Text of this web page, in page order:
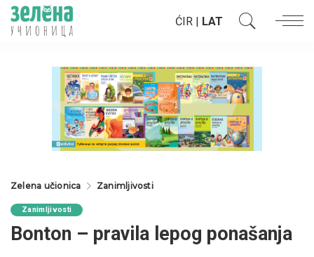
ĆIR | LAT
Zelena učionica Zanimljivosti
Zanimljivosti
Bonton – pravila lepog ponašanja